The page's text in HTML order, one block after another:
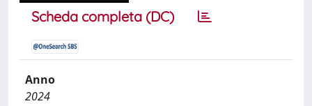
Scheda completa (DC)
Anno
2024